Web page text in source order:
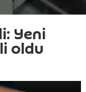
Yeni
oldu